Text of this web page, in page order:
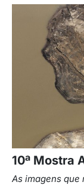
10ª Mostra
As imagens que